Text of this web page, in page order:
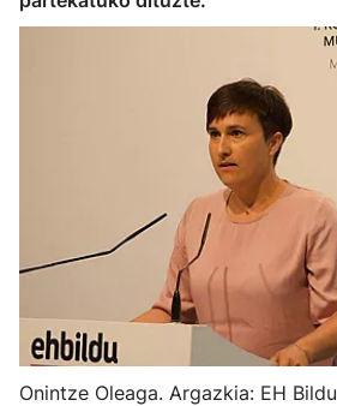
Onintze Oleaga. Argazkia: EH Bildu